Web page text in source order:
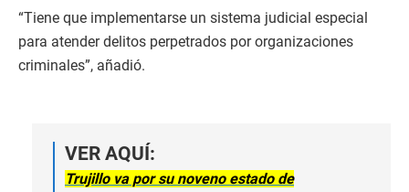
“Tiene que implementarse un sistema judicial especial
para atender delitos perpetrados por organizaciones
criminales”, añadió.
VER AQUÍ:
Trujillo va por su noveno estado de